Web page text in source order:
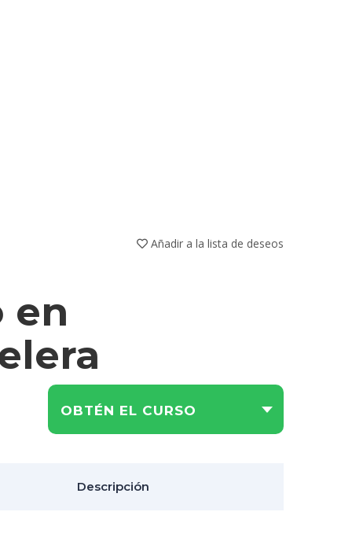
Añadir a la lista de deseos
en
OBTÉN EL CURSO
Descripción